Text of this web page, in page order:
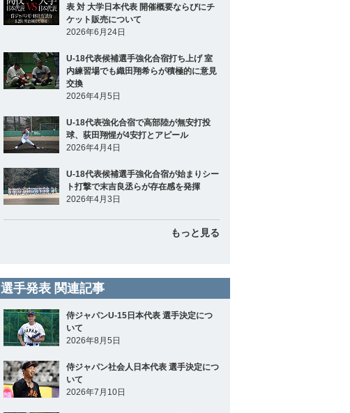
表 対 大学日本代表 開催概要ならびにチ
ケット販売について
2026年6月24日
U-18代表候補選手強化合宿打ち上げ 室
内練習場でも織田翔希らが積極的に意見
交換
2026年4月5日
U-18代表強化合宿で高部陸が無安打投
球、荻田翔惺が4安打とアピール
2026年4月4日
U-18代表候補選手強化合宿が始まりシー
ト打撃で末吉良丞らが存在感を発揮
2026年4月3日
もっと見る
選手発表 関連記事
侍ジャパンU-15日本代表 選手決定につ
いて
2026年8月5日
侍ジャパン社会人日本代表 選手決定につ
いて
2026年7月10日